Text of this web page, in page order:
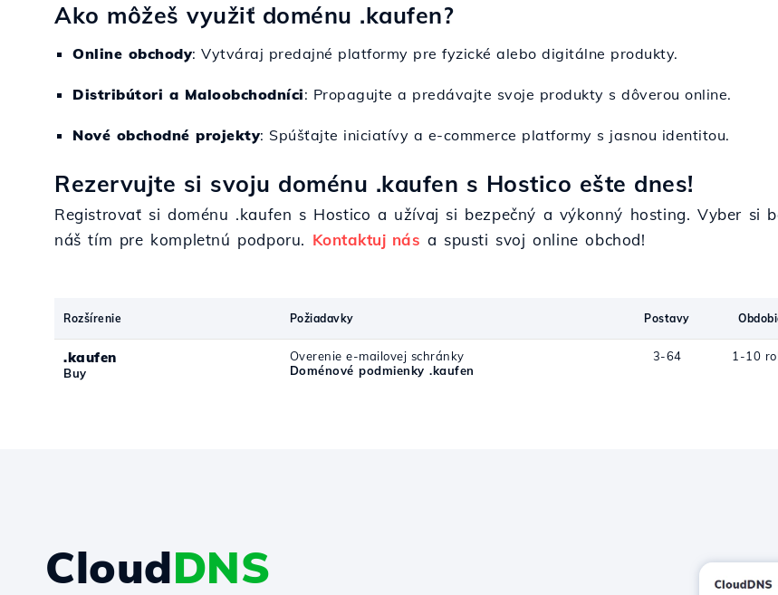
Ako môžeš využiť doménu .kaufen?
Online obchody: Vytváraj predajné platformy pre fyzické alebo digitálne produkty.
Distribútori a Maloobchodníci: Propagujte a predávajte svoje produkty s dôverou online.
Nové obchodné projekty: Spúšťajte iniciatívy a e-commerce platformy s jasnou identitou.
Rezervujte si svoju doménu .kaufen s Hostico ešte dnes!
Registrovať si doménu .kaufen s Hostico a užívaj si bezpečný a výkonný hosting. Vyber
náš tím pre kompletnú podporu. Kontaktuj nás a spusti svoj online obchod!
Rozšírenie Požiadavky Postavy
.kaufen
Buy
Overenie e-mailovej schránky
Doménové podmienky .kaufen
3-64 1-10
CloudDNS